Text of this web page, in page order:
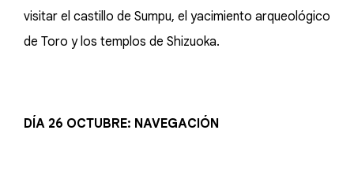
visitar el castillo de Sumpu, el yacimiento arqueológico
de Toro y los templos de Shizuoka.
DÍA 26 OCTUBRE: NAVEGACIÓN